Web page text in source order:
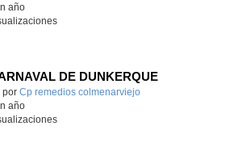
año
DE DUNKERQUE
educativo.
por Cp remedios colmenarviejo-
año